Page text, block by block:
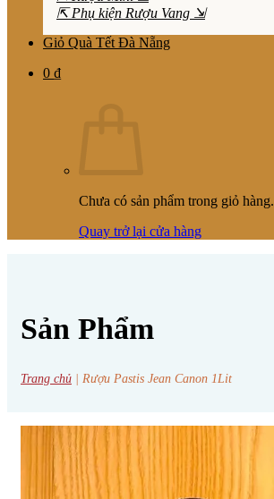
⇱ Phụ kiện Rượu Vang ⇲
Giỏ Quà Tết Đà Nẵng
0 ₫
Chưa có sản phẩm trong giỏ hàng.
Quay trở lại cửa hàng
Sản Phẩm
Trang chủ Rượu Pastis Jean Canon 1Lit